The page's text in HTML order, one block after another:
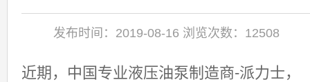
发布时间：2019-08-16 浏览次数：12508
近期，中国专业液压油泵制造商-派力士，